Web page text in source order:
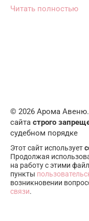
Читать полностью
© 2026 Арома
сайта строго
судебном порядке
Этот сайт использует
Продолжая
на работу с этими
пункты
возникновении
связи.